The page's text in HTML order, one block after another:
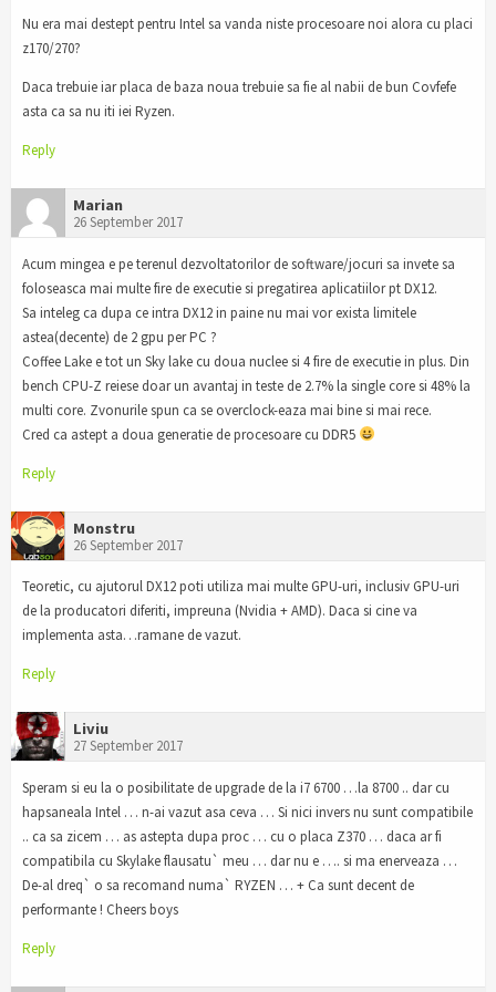
Nu era mai destept pentru Intel sa vanda niste procesoare noi alora cu placi
z170/270?
Daca trebuie iar placa de baza noua trebuie sa fie al nabii de bun Covfefe
asta ca sa nu iti iei Ryzen.
Reply
Marian
26 September 2017
Acum mingea e pe terenul dezvoltatorilor de software/jocuri sa invete sa
foloseasca mai multe fire de executie si pregatirea aplicatiilor pt DX12.
Sa inteleg ca dupa ce intra DX12 in paine nu mai vor exista limitele
astea(decente) de 2 gpu per PC ?
Coffee Lake e tot un Sky lake cu doua nuclee si 4 fire de executie in plus. Din
bench CPU-Z reiese doar un avantaj in teste de 2.7% la single core si 48% la
multi core. Zvonurile spun ca se overclock-eaza mai bine si mai rece.
Cred ca astept a doua generatie de procesoare cu DDR5
Reply
Monstru
26 September 2017
Teoretic, cu ajutorul DX12 poti utiliza mai multe GPU-uri, inclusiv GPU-uri
de la producatori diferiti, impreuna (Nvidia + AMD). Daca si cine va
implementa asta…ramane de vazut.
Reply
Liviu
27 September 2017
Speram si eu la o posibilitate de upgrade de la i7 6700 …la 8700 .. dar cu
hapsaneala Intel … n-ai vazut asa ceva … Si nici invers nu sunt compatibile
.. ca sa zicem … as astepta dupa proc … cu o placa Z370 … daca ar fi
compatibila cu Skylake flausatu` meu … dar nu e …. si ma enerveaza …
De-al dreq` o sa recomand numa` RYZEN … + Ca sunt decent de
performante ! Cheers boys
Reply